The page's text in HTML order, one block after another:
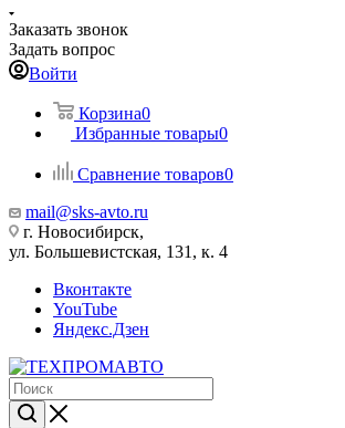
Заказать звонок
Задать вопрос
Войти
Корзина0
Избранные товары0
Сравнение товаров0
mail@sks-avto.ru
г. Новосибирск,
ул. Большевистская, 131, к. 4
Вконтакте
YouTube
Яндекс.Дзен